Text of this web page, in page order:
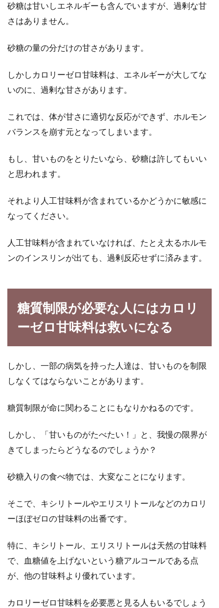
砂糖は甘いしエネルギーも含んでいますが、過剰な甘
さはありません。
砂糖の量の分だけの甘さがあります。
しかしカロリーゼロ甘味料は、エネルギーが大してな
いのに、過剰な甘さがあります。
これでは、体が甘さに適切な反応ができず、ホルモン
バランスを崩す元となってしまいます。
もし、甘いものをとりたいなら、砂糖は許してもいい
と思われます。
それより人工甘味料が含まれているかどうかに敏感に
なってください。
人工甘味料が含まれていなければ、たとえ太るホルモ
ンのインスリンが出ても、過剰反応せずに済みます。
糖質制限が必要な人にはカロリ
ーゼロ甘味料は救いになる
しかし、一部の病気を持った人達は、甘いものを制限
しなくてはならないことがあります。
糖質制限が命に関わることにもなりかねるのです。
しかし、「甘いものがたべたい！」と、我慢の限界が
きてしまったらどうなるのでしょうか？
砂糖入りの食べ物では、大変なことになります。
そこで、キシリトールやエリスリトールなどのカロリ
ーほぼゼロの甘味料の出番です。
特に、キシリトール、エリスリトールは天然の甘味料
で、血糖値を上げないという糖アルコールである点
が、他の甘味料より優れています。
カロリーゼロ甘味料を必要悪と見る人もいるでしょう